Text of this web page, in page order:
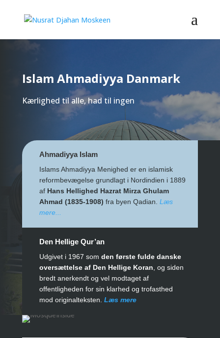
Islam Ahmadiyya Danmark
Kærlighed til alle, had til ingen
Ahmadiyya Islam
Islams Ahmadiyya Menighed er en islamisk
reformbevægelse grundlagt i Nordindien i 1889
af Hans Hellighed Hazrat Mirza Ghulam
Ahmad (1835-1908) fra byen Qadian. Læs
mere...
Den Hellige Qur’an
Udgivet i 1967 som den første fulde danske
oversættelse af Den Hellige Koran , og siden
bredt anerkendt og vel modtaget af
offentligheden for sin klarhed og trofasthed
mod originalteksten. Læs mere